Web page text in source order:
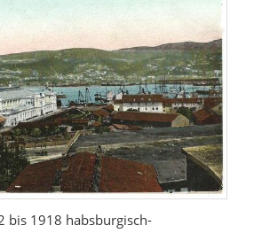
bis 1918 habsburgisch-